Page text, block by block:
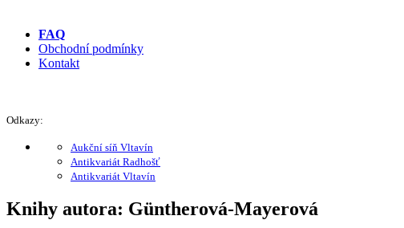
FAQ
Obchodní podmínky
Kontakt
Odkazy:
Aukční síň Vltavín
Antikvariát Radhošť
Antikvariát Vltavín
Knihy autora: Güntherová-Mayerová